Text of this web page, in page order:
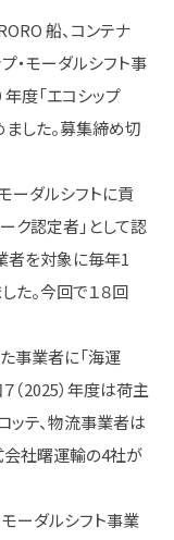
船、コンテナ
・モーダルシフト事
度「エコシップ
した。募集締め切
ーダルシフトに貢
ク認定者」として認
者を対象に毎年1
た。今回で１８回
事業者に「海運
（2025）年度は荷主
テ、物流事業者は
会社曙運輸の4社が
ーダルシフト事業